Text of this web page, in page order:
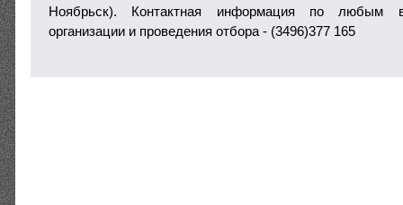
Ноябрьск). Контактная информация по любым
организации и проведения отбора - (3496)377 165